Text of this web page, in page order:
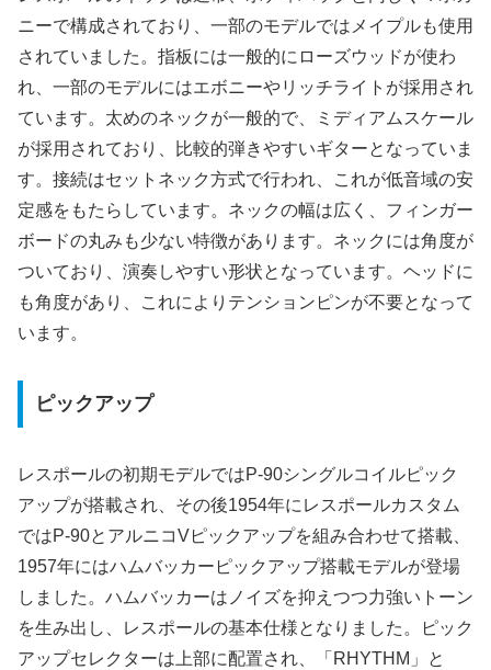
ニーで構成されており、一部のモデルではメイプルも使用
されていました。指板には一般的にローズウッドが使わ
れ、一部のモデルにはエボニーやリッチライトが採用され
ています。太めのネックが一般的で、ミディアムスケール
が採用されており、比較的弾きやすいギターとなっていま
す。接続はセットネック方式で行われ、これが低音域の安
定感をもたらしています。ネックの幅は広く、フィンガー
ボードの丸みも少ない特徴があります。ネックには角度が
ついており、演奏しやすい形状となっています。ヘッドに
も角度があり、これによりテンションピンが不要となって
います。
ピックアップ
レスポールの初期モデルではP-90シングルコイルピック
アップが搭載され、その後1954年にレスポールカスタム
ではP-90とアルニコVピックアップを組み合わせて搭載、
1957年にはハムバッカーピックアップ搭載モデルが登場
しました。ハムバッカーはノイズを抑えつつ力強いトーン
を生み出し、レスポールの基本仕様となりました。ピック
アップセレクターは上部に配置され、「RHYTHM」と